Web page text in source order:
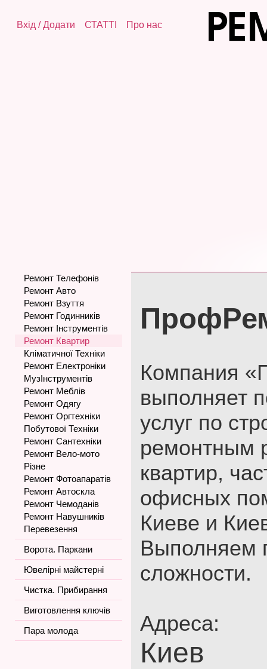
Вхід /Додати СТАТТІ Про нас
Ремонт Телефонів
Ремонт Авто
Ремонт Взуття
Ремонт Годинників
Ремонт Інструментів
Ремонт Квартир
Кліматичної Техніки
Ремонт Електроніки
МузІнструментів
Ремонт Меблів
Ремонт Одягу
Ремонт Оргтехніки
Побутової Техніки
Ремонт Сантехніки
Ремонт Вело-мото
Різне
Ремонт Фотоапаратів
Ремонт Автоскла
Ремонт Чемоданів
Ремонт Навушників
Перевезення
Ворота. Паркани
Ювелірні майстерні
Чистка. Прибирання
Виготовлення ключів
Пара молода
Компания
выполняет
услуг по
ремонтным
квартир,
офисных
Киеве и
Выполняем
сложности.
Адреса:
Киев